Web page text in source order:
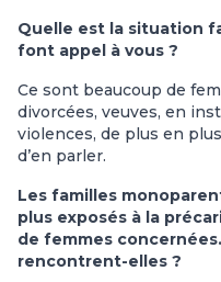
Quelle est la situation
font appel à vous ?
Ce sont beaucoup de
divorcées, veuves, en
violences, de plus en
d’en parler.
Les familles
plus exposés à la
de femmes
rencontrent-elles ?